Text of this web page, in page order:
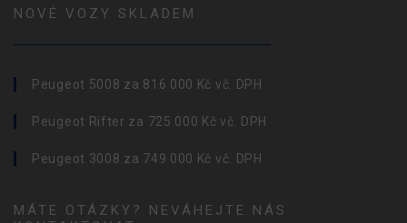
NOVÉ VOZY SKLADEM
Peugeot 5008 za 816 000 Kč vč. DPH
Peugeot Rifter za 725 000 Kč vč. DPH
Peugeot 3008 za 749 000 Kč vč. DPH
MÁTE OTÁZKY? NEVÁHEJTE NÁS